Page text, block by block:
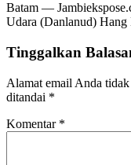
Batam —
Udara (Danlanud)
Tinggalkan
Alamat email Anda
ditandai *
Komentar *